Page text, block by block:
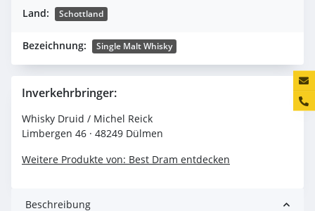
Land: Schottland
Bezeichnung: Single Malt Whisky
Inverkehrbringer:
Whisky Druid / Michel Reick
Limbergen 46 · 48249 Dülmen
Weitere Produkte von: Best Dram entdecken
Beschreibung